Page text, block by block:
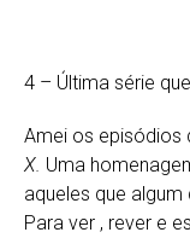
4 – Última série
Amei os episódios
X. Uma
aqueles que
Para ver , rever e